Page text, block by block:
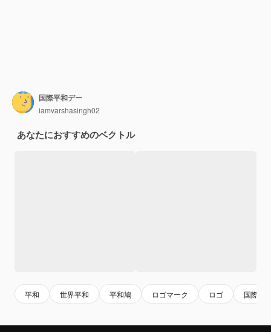
国際平和デー
iamvarshasingh02
あなたにおすすめのベクトル
平和 世界平和 平和鳩 ロゴマーク ロゴ 国際